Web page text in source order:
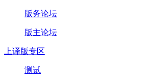
版务论坛
版主论坛
上译版专区
测试